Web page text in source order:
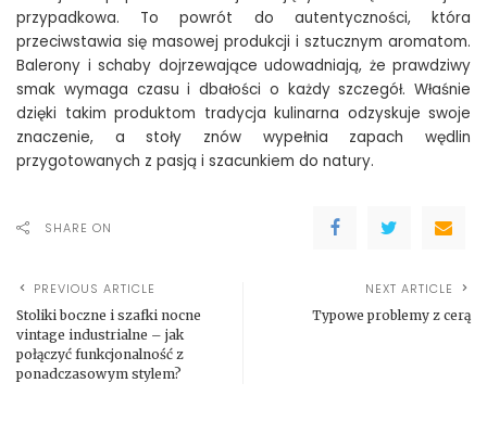
przypadkowa. To powrót do autentyczności, która
przeciwstawia się masowej produkcji i sztucznym aromatom.
Balerony i schaby dojrzewające udowadniają, że prawdziwy
smak wymaga czasu i dbałości o każdy szczegół. Właśnie
dzięki takim produktom tradycja kulinarna odzyskuje swoje
znaczenie, a stoły znów wypełnia zapach wędlin
przygotowanych z pasją i szacunkiem do natury.
SHARE ON
PREVIOUS ARTICLE
Stoliki boczne i szafki nocne
vintage industrialne – jak
połączyć funkcjonalność z
ponadczasowym stylem?
NEXT ARTICLE
Typowe problemy z cerą